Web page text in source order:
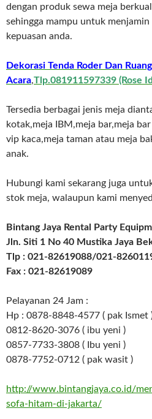
dengan produk sewa meja
sehingga mampu untuk menjamin
kepuasan anda.
Dekorasi Tenda Roder Dan
Acara,Tlp.081911597339 (Rose
Tersedia berbagai jenis meja
kotak,meja IBM,meja bar,meja
vip kaca,meja taman atau meja
anak.
Hubungi kami sekarang juga
stok meja, walaupun kami
Bintang Jaya Rental Party
Jln. Siti 1 No 40 Mustika Jaya
Tlp : 021-82619088/021-
Fax : 021-82619089
Pelayanan 24 Jam :
Hp : 0878-8848-4577 ( pak Ismet
0812-8620-3076 ( ibu yeni )
0857-7733-3808 ( Ibu yeni )
0878-7752-0712 ( pak wasit )
http://www.bintangjaya.co.id/
sofa-hitam-di-jakarta/